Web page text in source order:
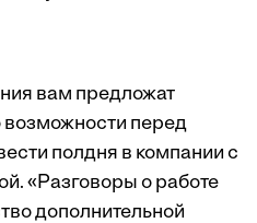
вам предложат
возможности перед
полдня в компании с
«Разговоры о работе
дополнительной